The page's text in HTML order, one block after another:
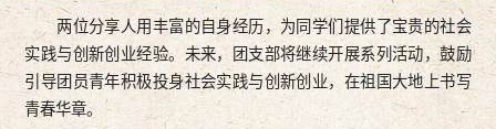
两位分享人用丰富的自身经历，为同学们提供了宝贵的社会
实践与创新创业经验。未来，团支部将继续开展系列活动，鼓励
引导团员青年积极投身社会实践与创新创业，在祖国大地上书写
青春华章。